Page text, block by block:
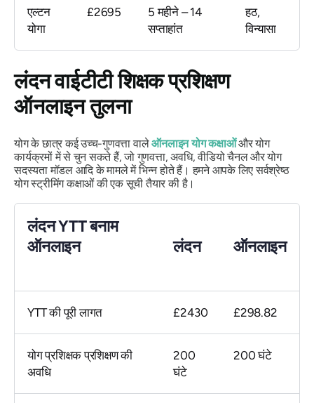
एल्टन
योगा
£2695
5 महीने – 14
सप्ताहांत
हठ,
विन्यासा
लंदन वाईटीटी शिक्षक प्रशिक्षण
ऑनलाइन तुलना
योग के छात्र कई उच्च-गुणवत्ता वालेऑनलाइन योग कक्षाओंऔर योग
कार्यक्रमों में से चुन सकते हैं, जो गुणवत्ता, अवधि, वीडियो चैनल और योग
सदस्यता मॉडल आदि के मामले में भिन्न होते हैं। हमने आपके लिए सर्वश्रेष्ठ
योग स्ट्रीमिंग कक्षाओं की एक सूची तैयार की है।
लंदन YTT बनाम
ऑनलाइन
लंदन ऑनलाइन
YTT की पूरी लागत £2430 £298.82
योग प्रशिक्षक प्रशिक्षण की
अवधि
200
घंटे
200 घंटे